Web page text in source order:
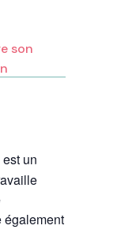
un
également